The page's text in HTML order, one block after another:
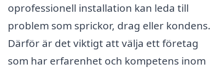
oprofessionell installation kan leda till
problem som sprickor, drag eller kondens.
Därför är det viktigt att välja ett företag
som har erfarenhet och kompetens inom